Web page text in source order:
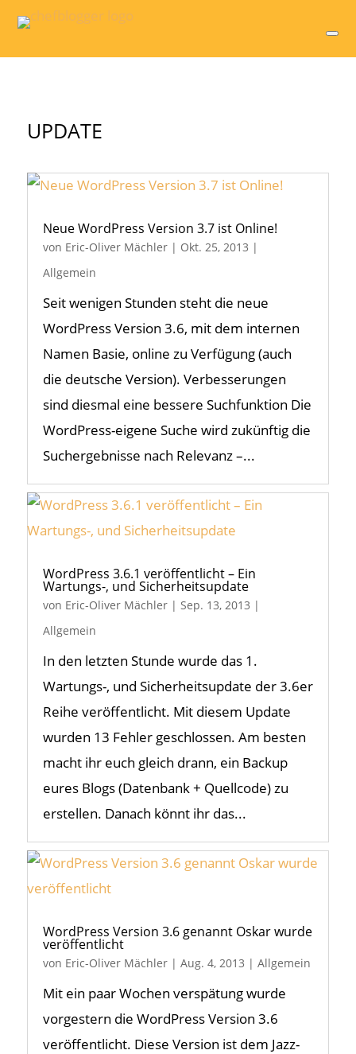
UPDATE
Neue WordPress Version 3.7 ist Online!
von Eric-Oliver Mächler| Okt. 25, 2013 |
Allgemein
Seit wenigen Stunden steht die neue
WordPress Version 3.6, mit dem internen
Namen Basie, online zu Verfügung (auch
die deutsche Version). Verbesserungen
sind diesmal eine bessere Suchfunktion Die
WordPress-eigene Suche wird zukünftig die
Suchergebnisse nach Relevanz –...
WordPress 3.6.1 veröffentlicht – Ein
Wartungs-, und Sicherheitsupdate
von Eric-Oliver Mächler| Sep. 13, 2013 |
Allgemein
In den letzten Stunde wurde das 1.
Wartungs-, und Sicherheitsupdate der 3.6er
Reihe veröffentlicht. Mit diesem Update
wurden 13 Fehler geschlossen. Am besten
macht ihr euch gleich drann, ein Backup
eures Blogs (Datenbank + Quellcode) zu
erstellen. Danach könnt ihr das...
WordPress Version 3.6 genannt Oskar wurde
veröffentlicht
von Eric-Oliver Mächler| Aug. 4, 2013 | Allgemein
Mit ein paar Wochen verspätung wurde
vorgestern die WordPress Version 3.6
veröffentlicht. Diese Version ist dem Jazz-